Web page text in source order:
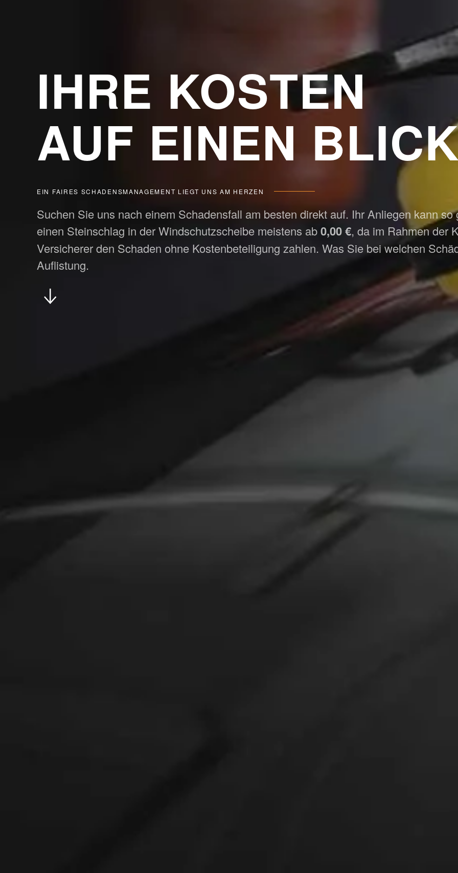
IHRE KOSTEN
AUF EINEN
EIN FAIRES SCHADENSMANAGEMENT LIEGT UNS AM HERZEN
Suchen Sie uns nach einem Schadensfall am besten direkt auf. Ihr Anliegen kann
einen Steinschlag in der Windschutzscheibe meistens ab0,00 €, da im Rahmen der
Versicherer den Schaden ohne Kostenbeteiligung zahlen. Was Sie bei welchen
Auflistung.